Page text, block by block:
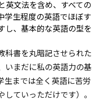
英文法を含め、すべての
学生程度の英語でほぼす
し、基本的な英語の型を
科書を丸暗記させられた
いまだに私の英語力の基
生までは全く英語に苦労
ていっただけです）。